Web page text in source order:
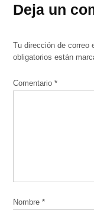
Deja un
Tu dirección de
obligatorios están
Comentario*
Nombre*